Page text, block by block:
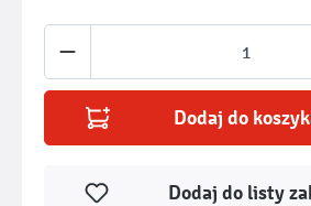
Ilość produktu:
Dodaj do
Dodaj do listy